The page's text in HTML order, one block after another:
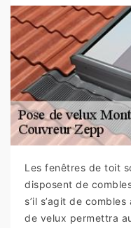
Les fenêtres de toit
disposent de
s’il s’agit de
de velux permettra